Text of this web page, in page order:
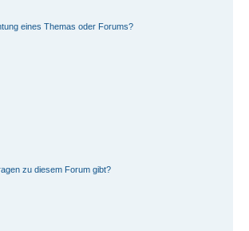
eines Themas oder Forums?
zu diesem Forum gibt?